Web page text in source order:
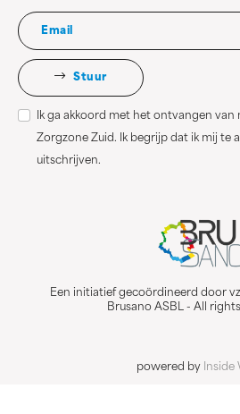
Stuur
Ik ga akkoord met het ontvangen van
Zorgzone Zuid. Ik begrijp dat ik mij te
uitschrijven.
Een initiatief gecoördineerd door
Brusano ASBL - All
powered by Inside